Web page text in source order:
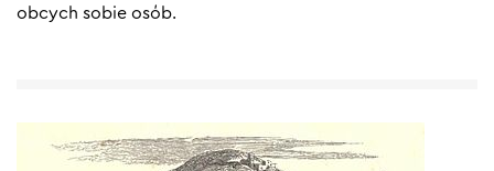
obcych sobie osób.